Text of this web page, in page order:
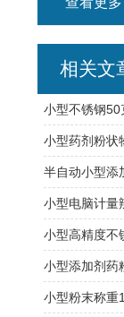
相关文
小型不锈钢
小型药剂粉状
半自动小型添
小型电脑计量
小型高精度不
小型添加剂药
小型粉末称重